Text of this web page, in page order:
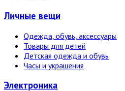
Личные вещи
Одежда, обувь, аксессуары
Товары для детей
Детская одежда и обувь
Часы и украшения
Электро­ника